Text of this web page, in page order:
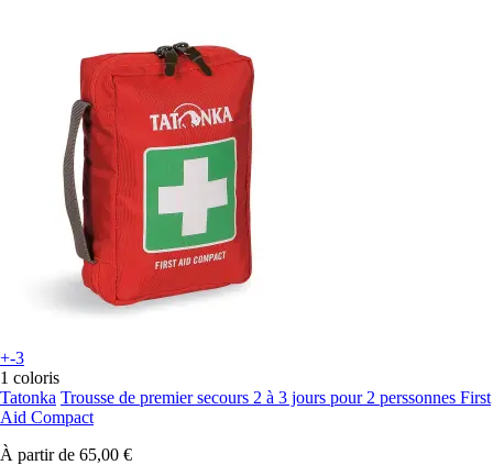
+-3
1 coloris
Tatonka Trousse de premier secours 2 à 3 jours pour 2 perssonnes First
Aid Compact
À partir de 65,00 €